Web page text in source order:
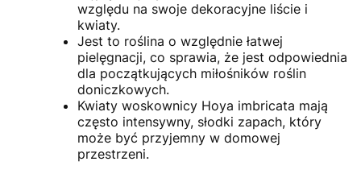
względu na swoje dekoracyjne liście i
kwiaty.
Jest to roślina o względnie łatwej
pielęgnacji, co sprawia, że jest odpowiednia
dla początkujących miłośników roślin
doniczkowych.
Kwiaty woskownicy Hoya imbricata mają
często intensywny, słodki zapach, który
może być przyjemny w domowej
przestrzeni.